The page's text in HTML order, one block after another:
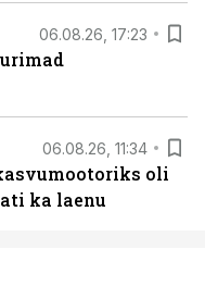
06.08.26, 17:23
06.08.26, 11:34
oli
ka laenu